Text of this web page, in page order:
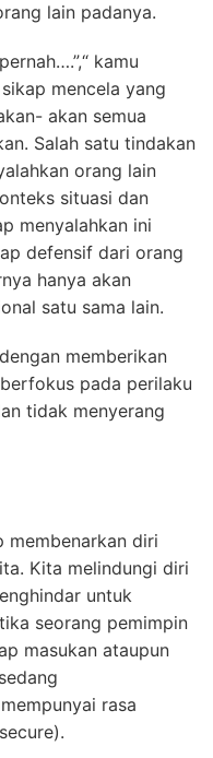
lain padanya.
kamu
mencela yang
akan semua
Salah satu tindakan
orang lain
situasi dan
menyalahkan ini
defensif dari orang
hanya akan
satu sama lain.
memberikan
pada perilaku
tidak menyerang
membenarkan diri
Kita melindungi diri
untuk
seorang pemimpin
masukan ataupun
rasa